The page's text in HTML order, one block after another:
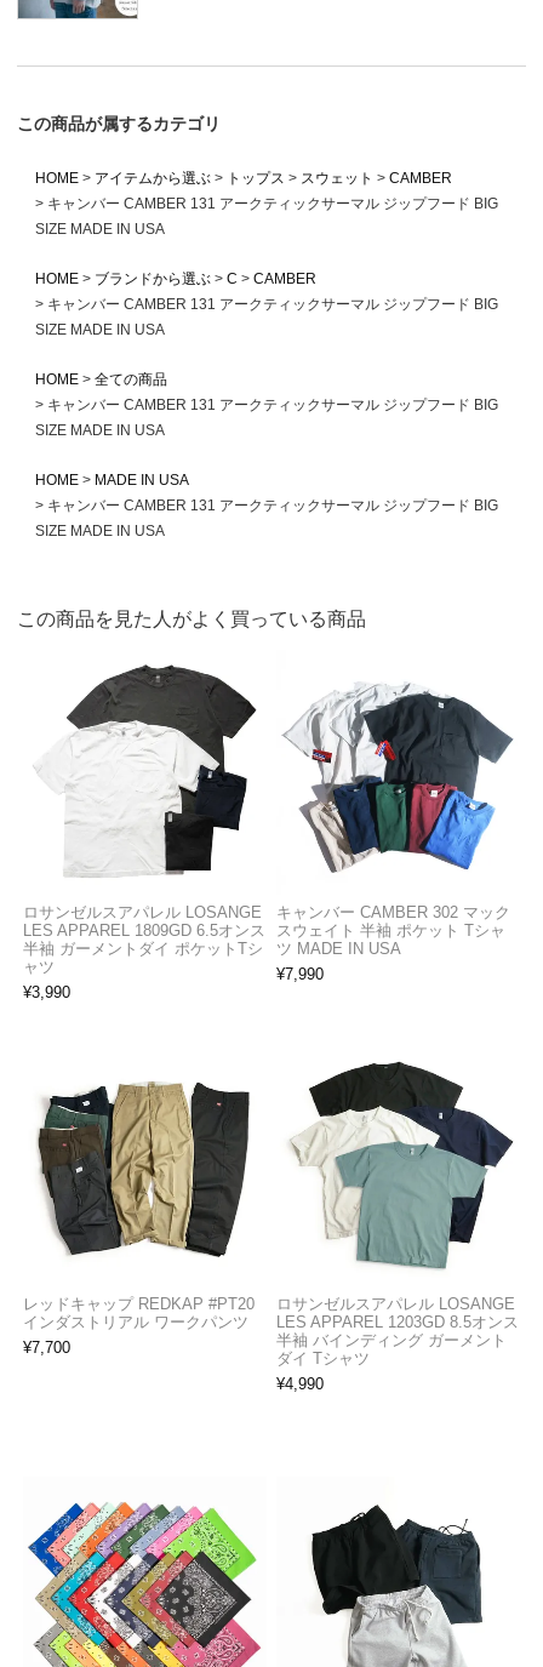
この商品が属するカテゴリ
HOME アイテムから選ぶ トップス スウェット
CAMBER
キャンバー CAMBER 131 アークティックサーマル ジップフード BIG
SIZE MADE IN USA
HOME ブランドから選ぶ C
CAMBER
キャンバー CAMBER 131 アークティックサーマル ジップフード BIG
SIZE MADE IN USA
HOME
全ての商品
キャンバー CAMBER 131 アークティックサーマル ジップフード BIG
SIZE MADE IN USA
HOME
MADE IN USA
キャンバー CAMBER 131 アークティックサーマル ジップフード BIG
SIZE MADE IN USA
この商品を見た人がよく買っている商品
ロサンゼルスアパレル LOSANGE
LES APPAREL 1809GD 6.5オンス
半袖 ガーメントダイ ポケットTシ
ャツ
¥3,990
キャンバー CAMBER 302 マック
スウェイト 半袖 ポケット Tシャ
ツ MADE IN USA
¥7,990
レッドキャップ REDKAP #PT20
インダストリアル ワークパンツ
¥7,700
ロサンゼルスアパレル LOSANGE
LES APPAREL 1203GD 8.5オンス
半袖 バインディング ガーメント
ダイ Tシャツ
¥4,990